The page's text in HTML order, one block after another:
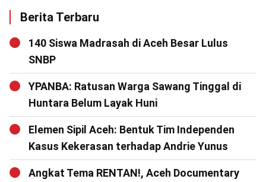
Berita Terbaru
140 Siswa Madrasah di Aceh Besar Lulus
SNBP
YPANBA: Ratusan Warga Sawang Tinggal di
Huntara Belum Layak Huni
Elemen Sipil Aceh: Bentuk Tim Independen
Kasus Kekerasan terhadap Andrie Yunus
Angkat Tema RENTAN!, Aceh Documentary